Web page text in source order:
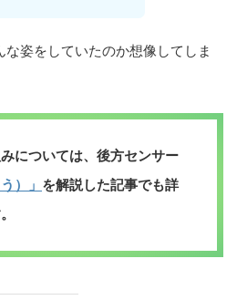
姿をしていたのか想像してしま
については、後方センサー
）」 を解説した記事でも詳